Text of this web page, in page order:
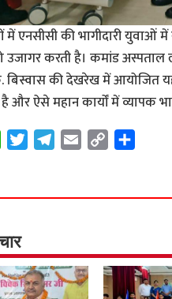
में एनसीसी की भागीदारी
उजागर करती है। कमांड
की देखरेख में आयोजित यह
है और ऐसे महान कार्यों में व्यापक
W
t
A
p
p
T
t
r
T
e
a
m
E
i
C
y
n
k
S
r